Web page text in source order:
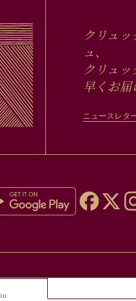
クリュ
ュ、
クリュ
早くお
ニュースレタ
り、適度な飲酒が必要